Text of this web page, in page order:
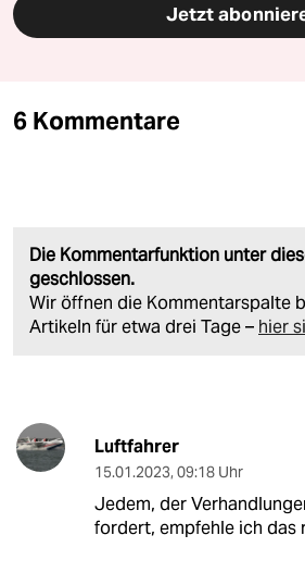
Jetzt
6 Kommentare
Die Kommentarfunktion unter
geschlossen.
Wir öffnen die Kommentarspalte
Artikeln für etwa drei Tage – hier
Luftfahrer
15.01.2023, 09:18 Uhr
Jedem, der
fordert, empfehle ich das